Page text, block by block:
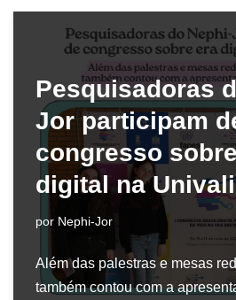
Pesquisadoras
Jor participam
congresso
digital na Univali
por Nephi-Jor
Além das palestras e mesas
também contou com a